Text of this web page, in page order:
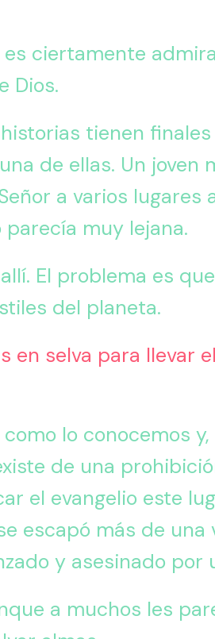
ciertamente
Dios.
tienen
de ellas. Un joven
a varios lugares
muy lejana.
El problema es
del planeta.
en selva para llevar
lo conocemos
de una
el evangelio este
escapó más de
y asesinado por
a muchos les